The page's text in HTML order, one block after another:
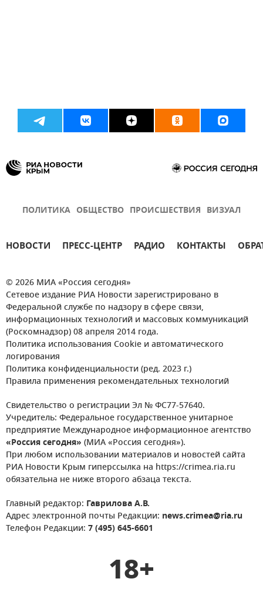
ПОЛИТИКА ОБЩЕСТВО ПРОИСШЕСТВИЯ ВИЗУАЛ
НОВОСТИ ПРЕСС-ЦЕНТР РАДИО КОНТАКТЫ
© 2026 МИА «Россия сегодня»
Сетевое издание РИА Новости зарегистрировано в
Федеральной службе по надзору в сфере связи,
информационных технологий и массовых коммуникаций
(Роскомнадзор) 08 апреля 2014 года.
Политика использования Cookie и автоматического
логирования
Политика конфиденциальности (ред. 2023 г.)
Правила применения рекомендательных технологий
Свидетельство о регистрации Эл № ФС77-57640.
Учредитель: Федеральное государственное унитарное
предприятие Международное информационное агентство
«Россия сегодня» (МИА «Россия сегодня»).
При любом использовании материалов и новостей сайта
РИА Новости Крым гиперссылка на https://crimea.ria.ru
обязательна не ниже второго абзаца текста.
Главный редактор: Гаврилова А.В.
Адрес электронной почты Редакции: news.crimea@ria.ru
Телефон Редакции: 7 (495) 645-6601
18+